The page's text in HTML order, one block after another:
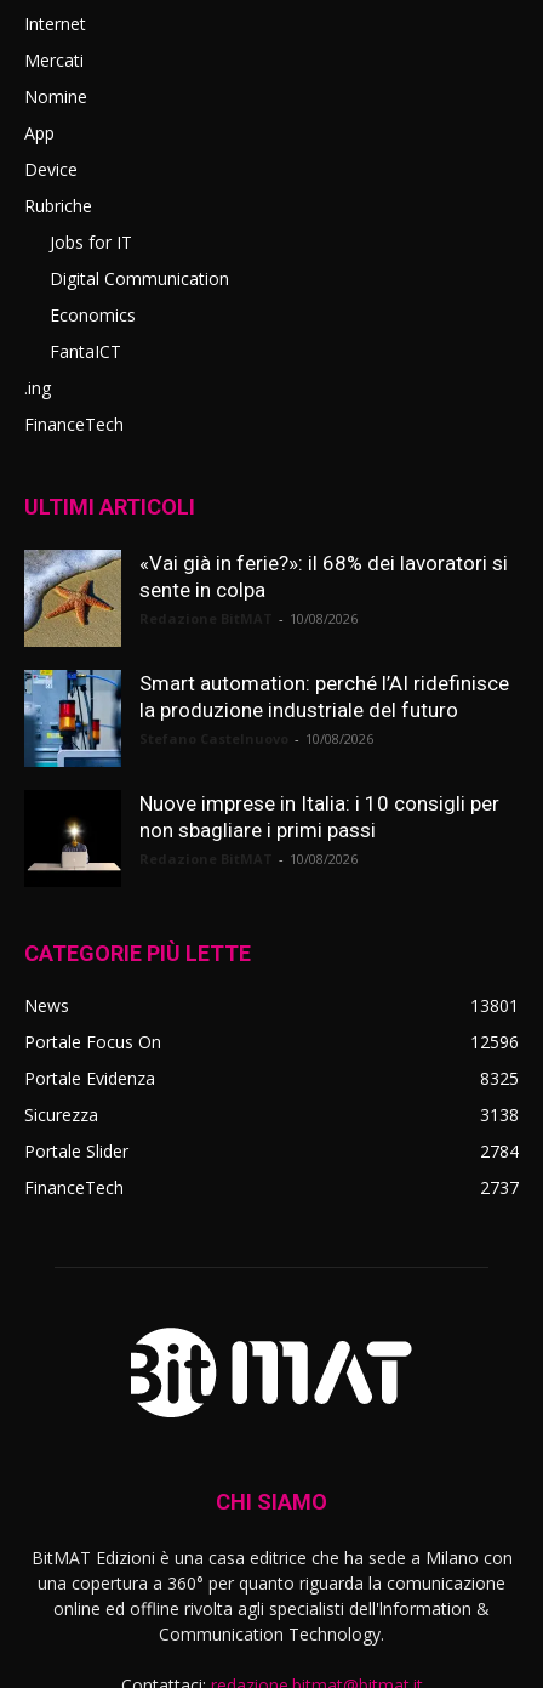
Internet
Mercati
Nomine
App
Device
Rubriche
Jobs for IT
Digital Communication
Economics
FantaICT
.ing
FinanceTech
ULTIMI ARTICOLI
«Vai già in ferie?»: il 68% dei lavoratori si
sente in colpa
- 10/08/2026
Smart automation: perché l’AI ridefinisce
la produzione industriale del futuro
- 10/08/2026
Nuove imprese in Italia: i 10 consigli per
non sbagliare i primi passi
- 10/08/2026
CATEGORIE PIÙ LETTE
News
13801
Portale Focus On
12596
Portale Evidenza
8325
Sicurezza
3138
Portale Slider
2784
FinanceTech
2737
CHI SIAMO
BitMAT Edizioni è una casa editrice che ha sede a Milano con
una copertura a 360° per quanto riguarda la comunicazione
online ed offline rivolta agli specialisti dell'lnformation &
Communication Technology.